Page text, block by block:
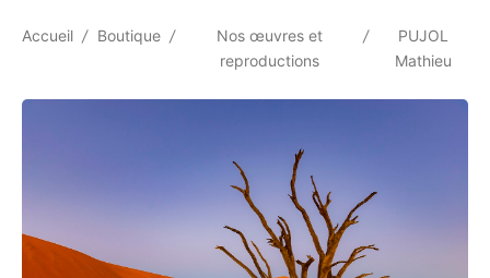
Accueil / Boutique /
Nos œuvres et
reproductions
/
PUJOL
Mathieu